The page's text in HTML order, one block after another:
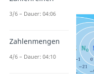
3/6 – Dauer: 04:06
Zahlenmengen
4/6 – Dauer: 04:10